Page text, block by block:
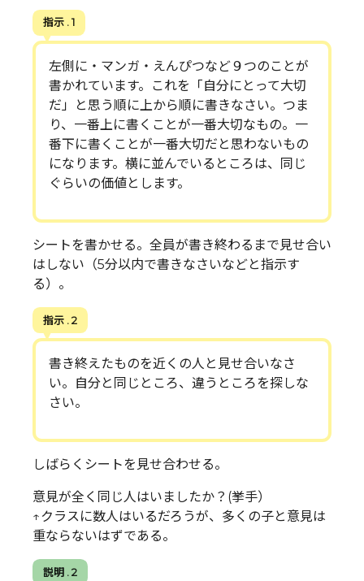
指示 . 1
左側に・マンガ・えんぴつなど９つのことが
書かれています。これを「自分にとって大切
だ」と思う順に上から順に書きなさい。つま
り、一番上に書くことが一番大切なもの。一
番下に書くことが一番大切だと思わないもの
になります。横に並んでいるところは、同じ
ぐらいの価値とします。
シートを書かせる。全員が書き終わるまで見せ合い
はしない（5分以内で書きなさいなどと指示す
る）。
指示 . 2
書き終えたものを近くの人と見せ合いなさ
い。自分と同じところ、違うところを探しな
さい。
しばらくシートを見せ合わせる。
意見が全く同じ人はいましたか？(挙手）
↑クラスに数人はいるだろうが、多くの子と意見は
重ならないはずである。
説明 . 2